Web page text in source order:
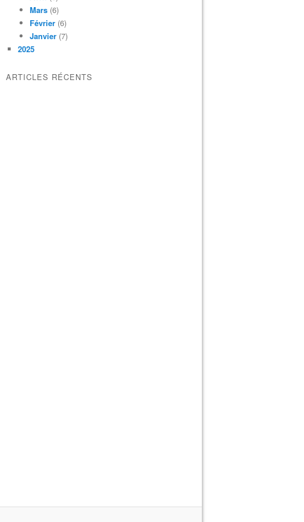
Mars (6)
Février (6)
Janvier (7)
2025
ARTICLES RÉCENTS